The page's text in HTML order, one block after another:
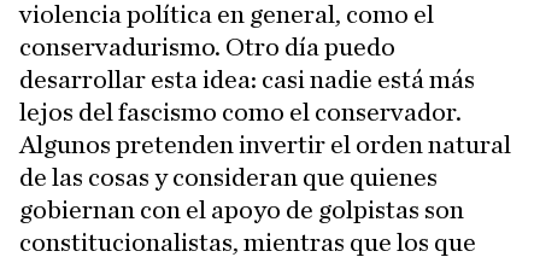
violencia política en general, como el
conservadurismo. Otro día puedo
desarrollar esta idea: casi nadie está más
lejos del fascismo como el conservador.
Algunos pretenden invertir el orden natural
de las cosas y consideran que quienes
gobiernan con el apoyo de golpistas son
constitucionalistas, mientras que los que